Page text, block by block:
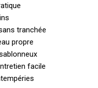
tranchée
propre
facile